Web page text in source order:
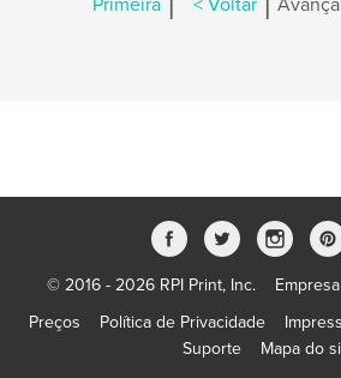
Primeira | < Voltar |
© 2016 - 2026 RPI Print, Inc. Empresa
Preços
Política de Privacidade
Suporte
Mapa do